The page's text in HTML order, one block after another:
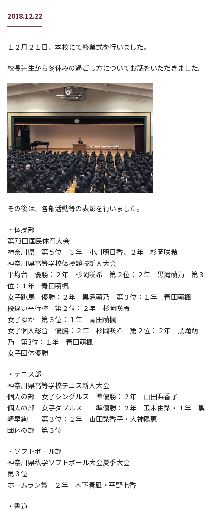
2018.12.22
１２月２１日、本校にて終業式を行いました。
校長先生から冬休みの過ごし方についてお話をいただきました。
その後は、各部活動等の表彰を行いました。
・体操部
第73回国民体育大会
神奈川県 第５位 ３年 小川明日香、２年 杉岡咲希
神奈川県高等学校体操競技新人大会
平均台 優勝：２年 杉岡咲希 第２位：２年 黒滝萌乃 第３
位：１年 青田萌楓
女子跳馬 優勝：２年 黒滝萌乃 第３位：１年 青田萌楓
段違い平行棒 第２位：２年 杉岡咲希
女子ゆか 第３位：１年 青田萌楓
女子個人総合 優勝：２年 杉岡咲希 第２位：２年 黒滝萌
乃 第3位：１年 青田萌楓
女子団体優勝
・テニス部
神奈川県高等学校テニス新人大会
個人の部 女子シングルス 準優勝：２年 山田梨香子
個人の部 女子ダブルス 準優勝：２年 玉木由梨・１年 黒
崎早絢 第３位：２年 山田梨香子・大神陽恵
団体の部 第３位
・ソフトボール部
神奈川県私学ソフトボール大会夏季大会
第３位
ホームラン賞 ２年 木下春凪・平野七香
・書道